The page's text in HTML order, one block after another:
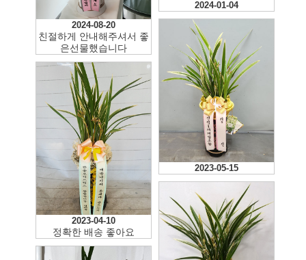
2024-08-20
친절하게 안내해주셔서 좋
은선물했습니다
2024-01-04
2023-05-15
2023-04-10
정확한 배송 좋아요